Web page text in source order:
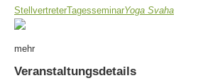
StellvertreterTagesseminarYoga Svaha
mehr
Veranstaltungsdetails